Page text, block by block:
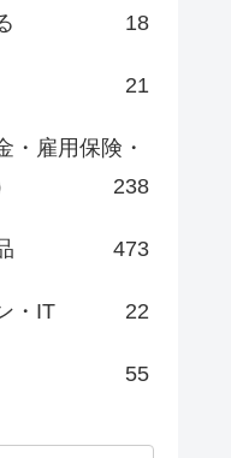
18
21
・雇用保険・
238
473
・IT 22
55